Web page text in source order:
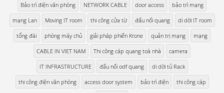
Bảo trì điện văn phòng NETWORK CABLE door access bảo trì mạng
mạng Lan Moving IT room thi công cửa từ đấu nối quang di dời IT room
tổng đài phòng máy chủ giải pháp phiến Krone quản trị mạng mạng
CABLE IN VIET NAM Thi công cáp quang toà nhà camera
IT INFRASTRUCTURE đấu nối odf quang di dời tủ Rack
thi công điện văn phòng access door system bảo trì điện thi công cáp